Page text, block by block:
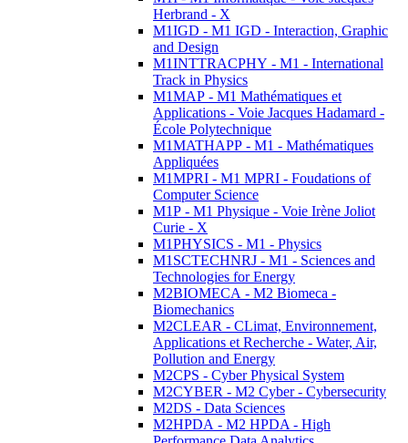
Herbrand - X
M1IGD - M1 IGD - Interaction, Graphic
and Design
M1INTTRACPHY - M1 - International
Track in Physics
M1MAP - M1 Mathématiques et
Applications - Voie Jacques Hadamard -
École Polytechnique
M1MATHAPP - M1 - Mathématiques
Appliquées
M1MPRI - M1 MPRI - Foudations of
Computer Science
M1P - M1 Physique - Voie Irène Joliot
Curie - X
M1PHYSICS - M1 - Physics
M1SCTECHNRJ - M1 - Sciences and
Technologies for Energy
M2BIOMECA - M2 Biomeca -
Biomechanics
M2CLEAR - CLimat, Environnement,
Applications et Recherche - Water, Air,
Pollution and Energy
M2CPS - Cyber Physical System
M2CYBER - M2 Cyber - Cybersecurity
M2DS - Data Sciences
M2HPDA - M2 HPDA - High